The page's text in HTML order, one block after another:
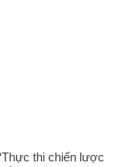
thi chiến lược